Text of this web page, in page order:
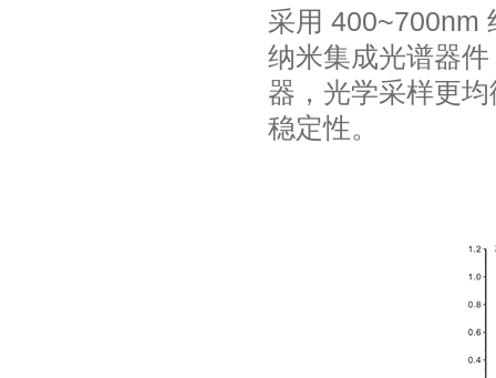
采用 400~700nm
纳米集成光谱器
器，光学采样更
稳定性。